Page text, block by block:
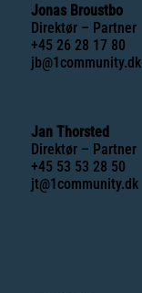
Jonas Broustbo
Direktør – Partner
+45 26 28 17 80
jb@1community.dk
Jan Thorsted
Direktør – Partner
+45 53 53 28 50
jt@1community.dk